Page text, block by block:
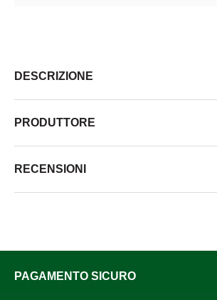
DESCRIZIONE
PRODUTTORE
RECENSIONI
PAGAMENTO SICURO